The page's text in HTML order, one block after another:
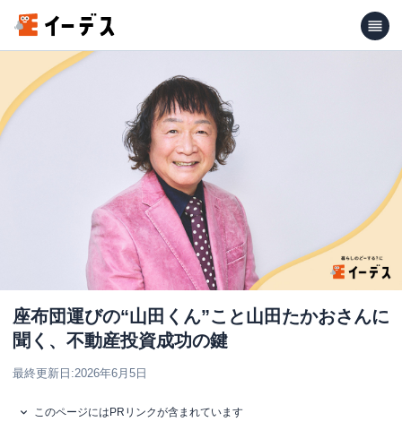
座布団運びの“山田くん”こと山田たかおさんに
聞く、不動産投資成功の鍵
最終更新日:2026年6月5日
このページにはPRリンクが含まれています